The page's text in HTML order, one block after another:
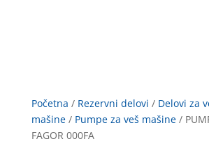
Početna / Rezervni delovi / Delovi za
mašine/ Pumpe za veš mašine/
FAGOR 000FA